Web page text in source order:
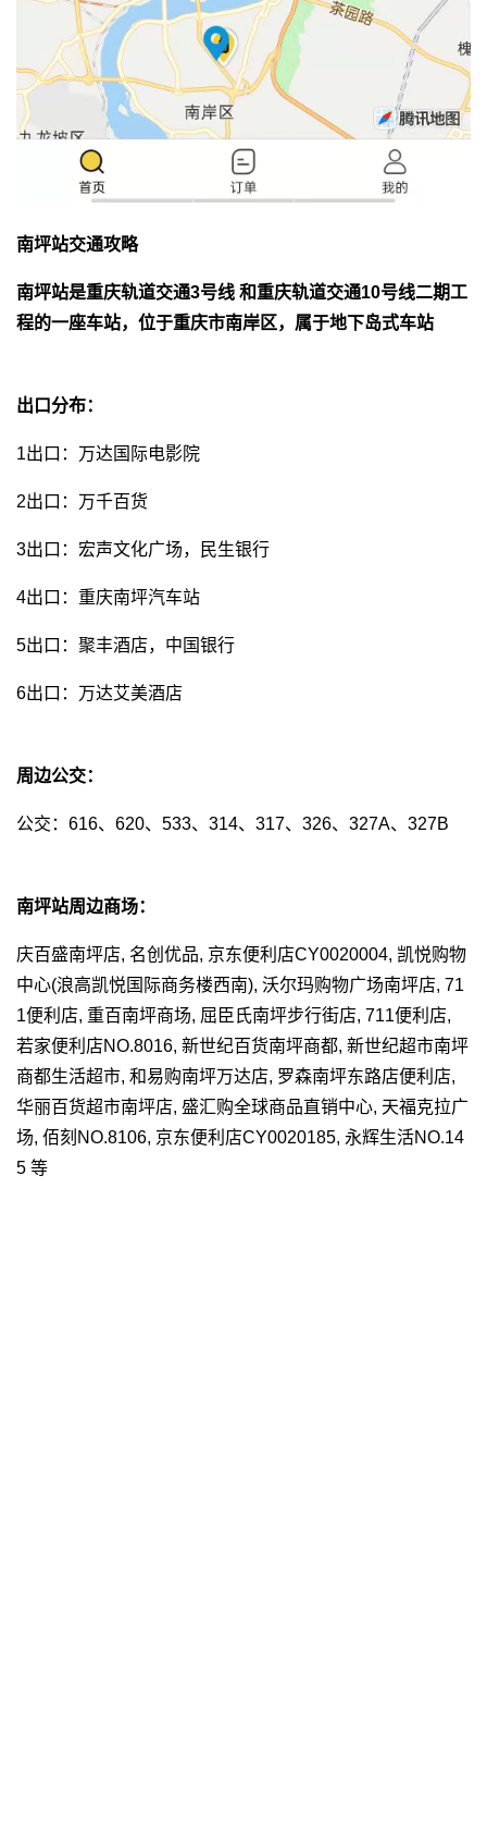
南坪站交通攻略
南坪站是重庆轨道交通3号线 和重庆轨道交通10号线二期工
程的一座车站，位于重庆市南岸区，属于地下岛式车站
出口分布：
1出口：万达国际电影院
2出口：万千百货
3出口：宏声文化广场，民生银行
4出口：重庆南坪汽车站
5出口：聚丰酒店，中国银行
6出口：万达艾美酒店
周边公交：
公交：616、620、533、314、317、326、327A、327B
南坪站周边商场：
庆百盛南坪店, 名创优品, 京东便利店CY0020004, 凯悦购物
中心(浪高凯悦国际商务楼西南), 沃尔玛购物广场南坪店, 71
1便利店, 重百南坪商场, 屈臣氏南坪步行街店, 711便利店,
若家便利店NO.8016, 新世纪百货南坪商都, 新世纪超市南坪
商都生活超市, 和易购南坪万达店, 罗森南坪东路店便利店,
华丽百货超市南坪店, 盛汇购全球商品直销中心, 天福克拉广
场, 佰刻NO.8106, 京东便利店CY0020185, 永辉生活NO.14
5 等